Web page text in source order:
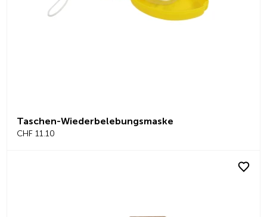
Taschen-Wiederbelebungsmaske
CHF 11.10